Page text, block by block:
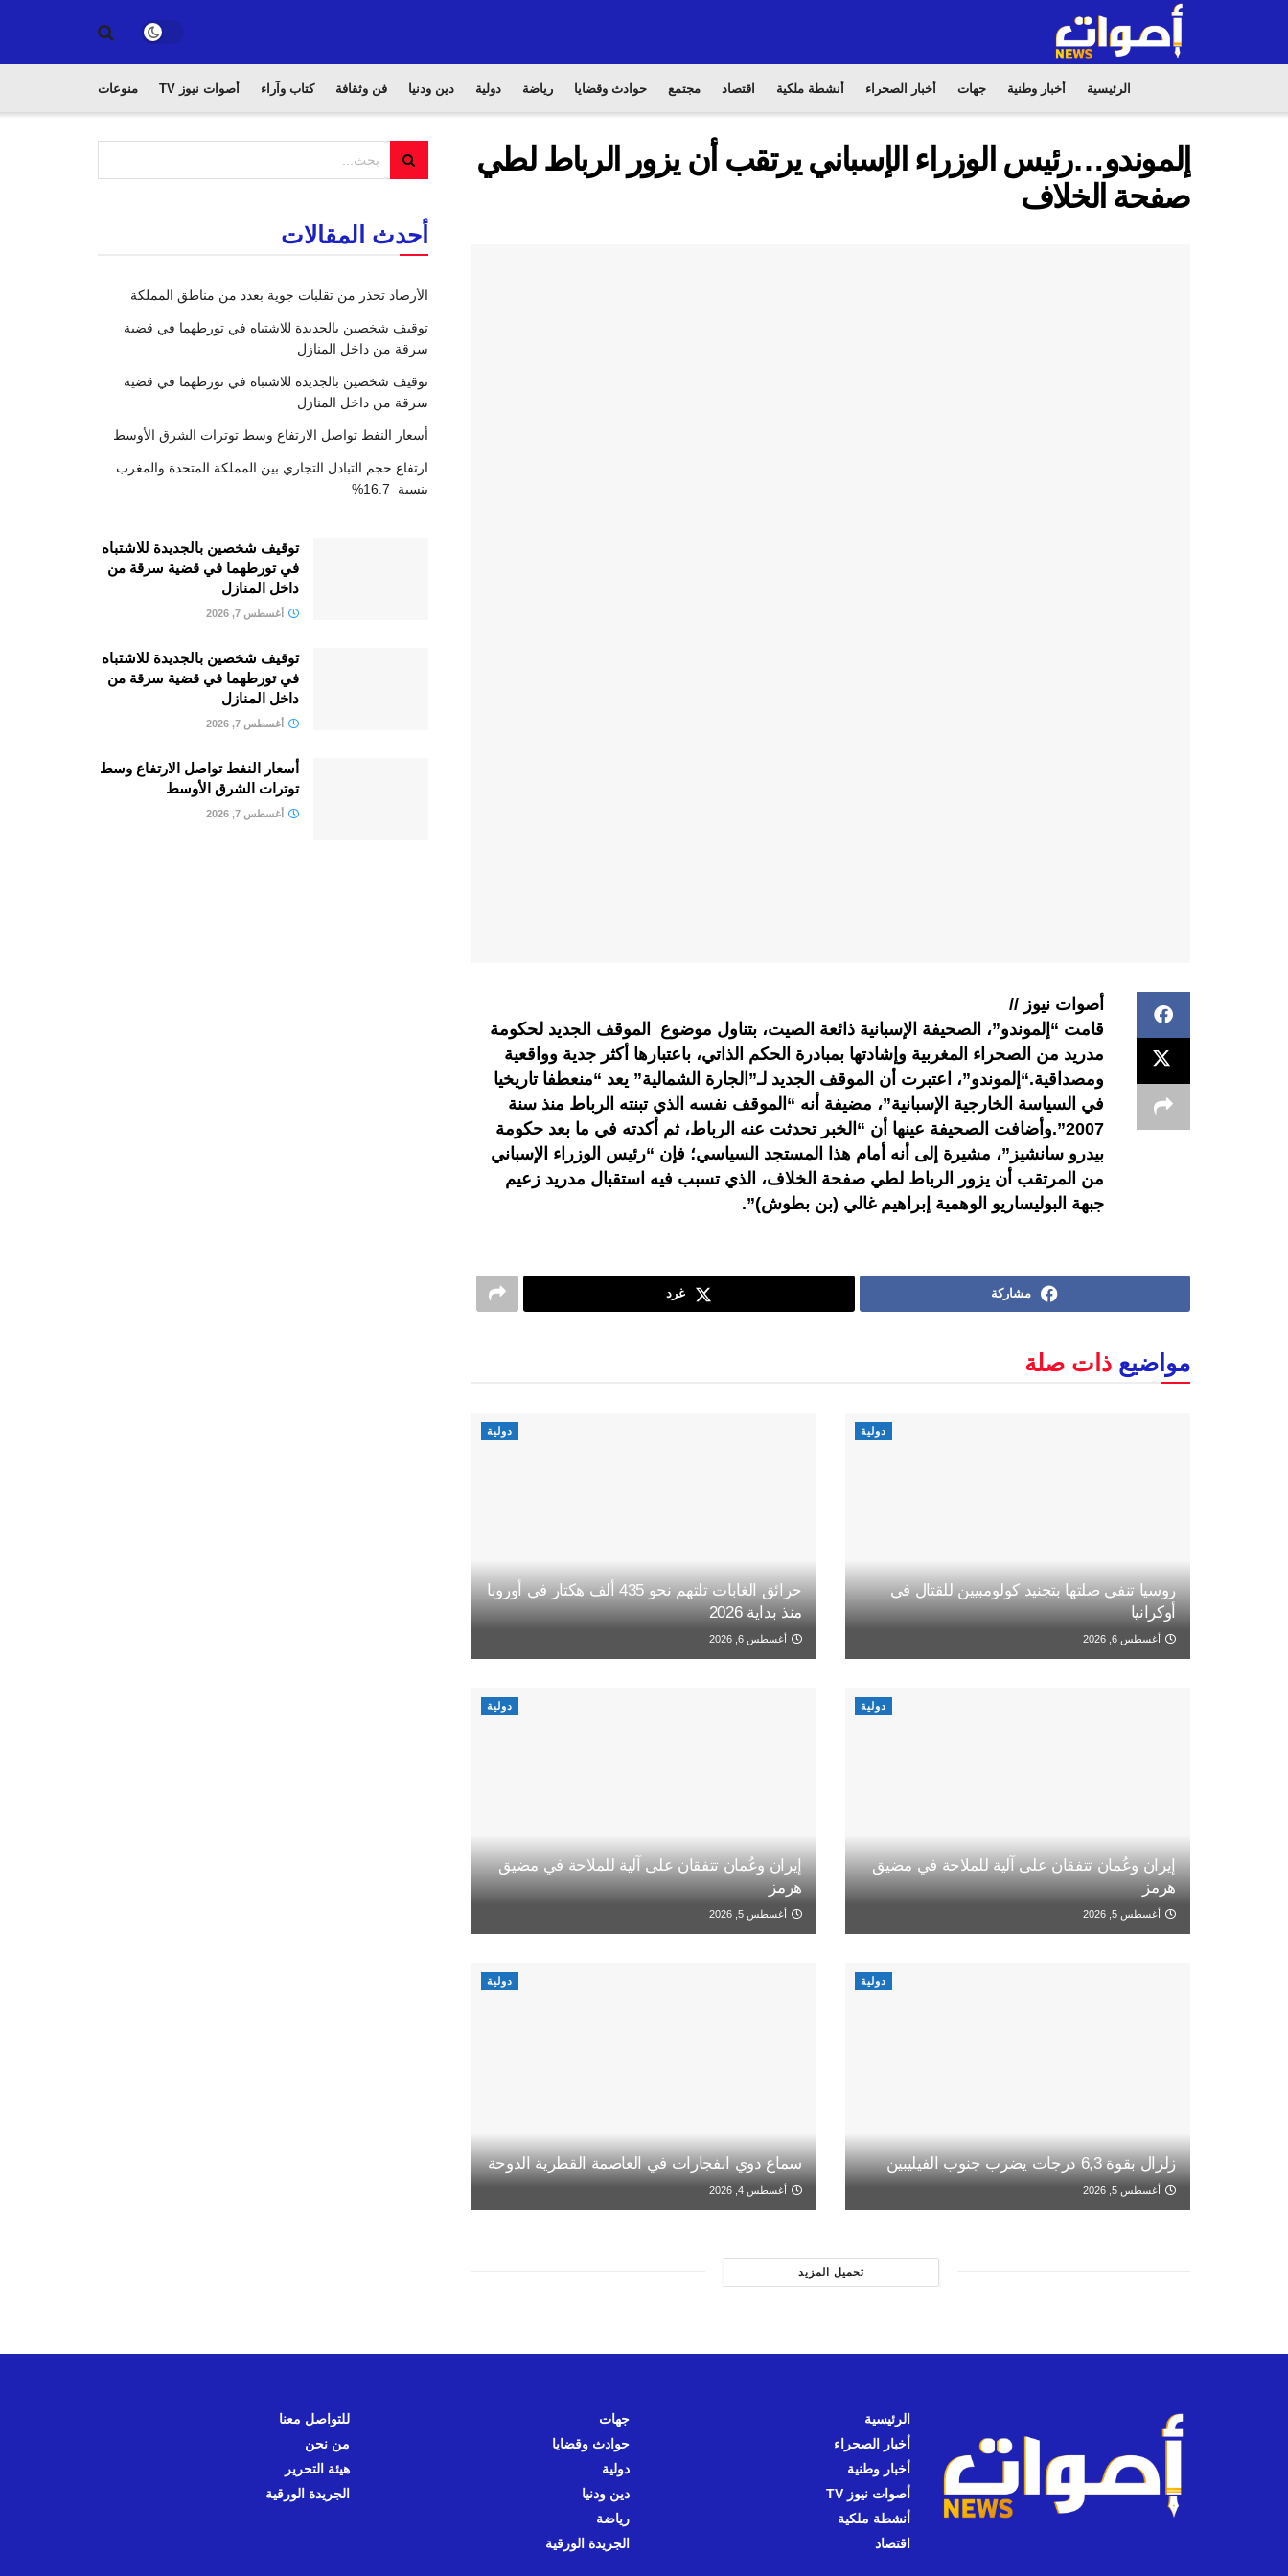
الرئيسية أخبار وطنية جهات أخبار الصحراء أنشطة ملكية اقتصاد مجتمع حوادث وقضايا رياضة دولية دين ودنيا فن وثقافة كتاب وآراء أصوات نيوز TV منوعات
إلموندو…رئيس الوزراء الإسباني يرتقب أن يزور الرباط لطي
صفحة الخلاف
أصوات نيوز //
قامت “إلموندو”، الصحيفة الإسبانية ذائعة الصيت، بتناول موضوع الموقف الجديد لحكومة
مدريد من الصحراء المغربية وإشادتها بمبادرة الحكم الذاتي، باعتبارها أكثر جدية وواقعية
ومصداقية.“إلموندو”، اعتبرت أن الموقف الجديد لـ”الجارة الشمالية” يعد “منعطفا تاريخيا
في السياسة الخارجية الإسبانية”، مضيفة أنه “الموقف نفسه الذي تبنته الرباط منذ سنة
2007”.وأضافت الصحيفة عينها أن “الخبر تحدثت عنه الرباط، ثم أكدته في ما بعد حكومة
بيدرو سانشيز”، مشيرة إلى أنه أمام هذا المستجد السياسي؛ فإن “رئيس الوزراء الإسباني
من المرتقب أن يزور الرباط لطي صفحة الخلاف، الذي تسبب فيه استقبال مدريد زعيم
جبهة البوليساريو الوهمية إبراهيم غالي (بن بطوش)”.
مشاركة غرد
مواضيع ذات صلة
دولية
روسيا تنفي صلتها بتجنيد كولومبيين للقتال في
أوكرانيا
أغسطس 6, 2026
دولية
حرائق الغابات تلتهم نحو 435 ألف هكتار في أوروبا
منذ بداية 2026
أغسطس 6, 2026
دولية
إيران وعُمان تتفقان على آلية للملاحة في مضيق
هرمز
أغسطس 5, 2026
دولية
إيران وعُمان تتفقان على آلية للملاحة في مضيق
هرمز
أغسطس 5, 2026
دولية
زلزال بقوة 6,3 درجات يضرب جنوب الفيليبين
أغسطس 5, 2026
دولية
سماع دوي انفجارات في العاصمة القطرية الدوحة
أغسطس 4, 2026
تحميل المزيد
أحدث المقالات
الأرصاد تحذر من تقلبات جوية بعدد من مناطق المملكة
توقيف شخصين بالجديدة للاشتباه في تورطهما في قضية
سرقة من داخل المنازل
توقيف شخصين بالجديدة للاشتباه في تورطهما في قضية
سرقة من داخل المنازل
أسعار النفط تواصل الارتفاع وسط توترات الشرق الأوسط
ارتفاع حجم التبادل التجاري بين المملكة المتحدة والمغرب
بنسبة 16.7%
توقيف شخصين بالجديدة للاشتباه
في تورطهما في قضية سرقة من
داخل المنازل
أغسطس 7, 2026
توقيف شخصين بالجديدة للاشتباه
في تورطهما في قضية سرقة من
داخل المنازل
أغسطس 7, 2026
أسعار النفط تواصل الارتفاع وسط
توترات الشرق الأوسط
أغسطس 7, 2026
الرئيسية
أخبار الصحراء
أخبار وطنية
أصوات نيوز TV
أنشطة ملكية
اقتصاد
جهات
حوادث وقضايا
دولية
دين ودنيا
رياضة
الجريدة الورقية
للتواصل معنا
من نحن
هيئة التحرير
الجريدة الورقية